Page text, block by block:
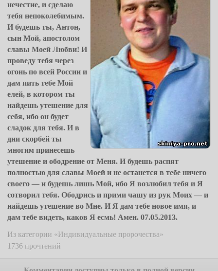
нечестие, и сделаю
тебя непоколебимым.
И будешь ты, Антон,
сын Мой, апостолом
славы Моей Любви! И
проведу тебя через
огонь по всей России и
дам пить тебе Мой
елей, в котором ты
найдешь утешение для
себя, ибо он будет
сладок для тебя. И в
дни скорбей ты
многим принесешь
утешение и ободрение от Меня. И будешь распят
полностью для славы Моей и не останется в тебе ничего
своего — и будешь лишь Мой, ибо Я возлюбил тебя и Я
сотворил тебя. Ободрись и прими чашу из рук Моих — и
найдешь утешение во Мне. И Я дам тебе новое имя, и
дам тебе видеть, каков Я есмь! Амен. 07.05.2013.
Из категории «Индивидуальные пророчества»
1736 прочтений